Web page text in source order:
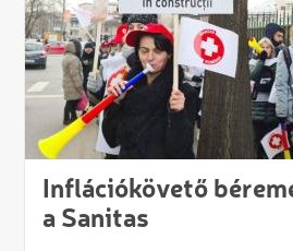
Inflációkövető
a Sanitas